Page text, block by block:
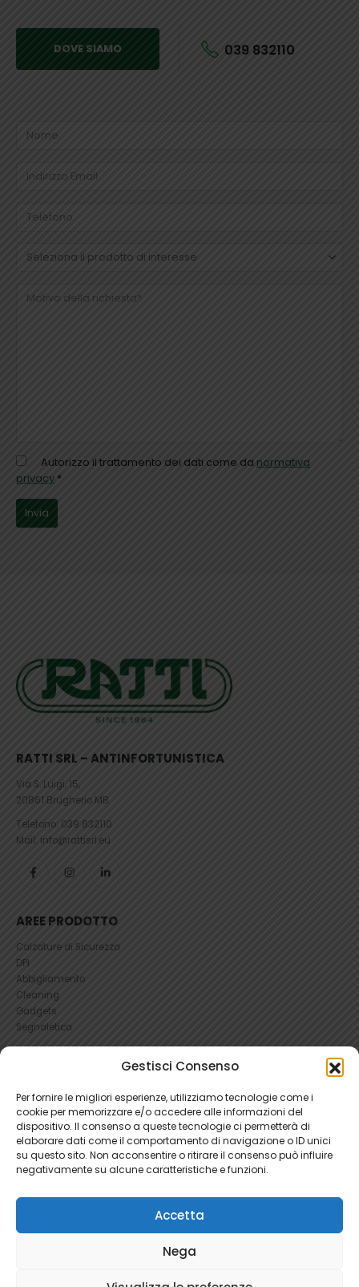
Gestisci Consenso
Per fornire le migliori esperienze, utilizziamo tecnologie come i
cookie per memorizzare e/o accedere alle informazioni del
dispositivo. Il consenso a queste tecnologie ci permetterà di
elaborare dati come il comportamento di navigazione o ID unici
su questo sito. Non acconsentire o ritirare il consenso può influire
negativamente su alcune caratteristiche e funzioni.
Accetta
Nega
DOVE SIAMO 039 832110
Autorizzo il trattamento dei dati come da normativa
privacy *
RATTI SRL – ANTINFORTUNISTICA
Via S. Luigi, 15,
20861 Brugherio MB
Telefono: 039 832110
Mail: info@rattisrl.eu
AREE PRODOTTO
Calzature di Sicurezza
DPI
Abbigliamento
Cleaning
Gadgets
Segnaletica
RICHIEDI UN RESO
Condizioni e Resi
FAQ Antinfortunistica
Richiesta Reso
CookieePrivacy